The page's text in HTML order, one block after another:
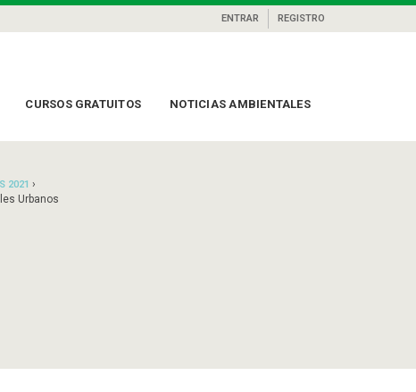
ENTRAR REGISTRO
CURSOS GRATUITOS NOTICIAS AMBIENTALES
2021 ›
Urbanos